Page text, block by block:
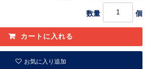
数量 個
お気に入り追加